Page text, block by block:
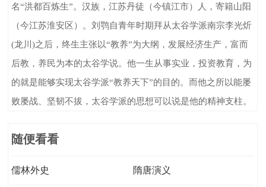
名“洪都百炼生”。汉族，江苏丹徒（今镇江市）人，寄籍山阳
（今江苏淮安区）。刘鹗自青年时期拜从太谷学派南宗李光炘
(龙川)之后，终生主张以“教养”为大纲，发展经济生产，富而
后教，养民为本的太谷学说。他一生从事实业，投资教育，为
的就是能够实现太谷学派“教养天下”的目的。而他之所以能屡
败屡战、坚韧不拔，太谷学派的思想可以说是他的精神支柱。
随便看看
儒林外史 隋唐演义